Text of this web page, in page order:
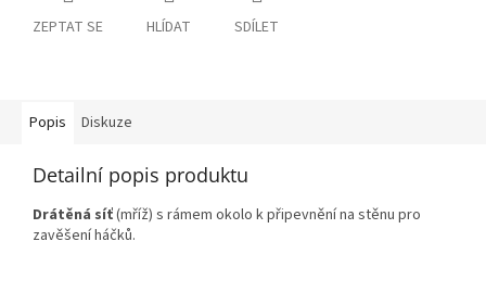
ZEPTAT SE HLÍDAT SDÍLET
Popis Diskuze
Detailní popis produktu
Drátěná síť(mříž) s rámem okolo k připevnění na stěnu pro
zavěšení háčků.